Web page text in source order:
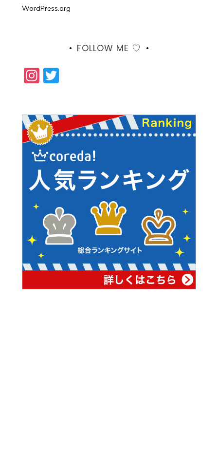
WordPress.org
FOLLOW ME ♡
Instagram
Twitter